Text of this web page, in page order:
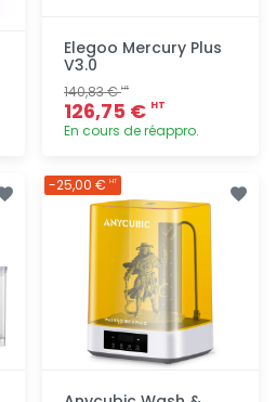
Elegoo Mercury Plus
V3.0
140,83 €HT
126,75 € HT
En cours de réappro.
rapide
-25,00 € HT